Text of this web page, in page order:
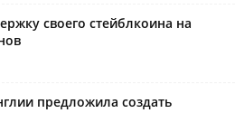
своего стейблкоина на
предложила создать